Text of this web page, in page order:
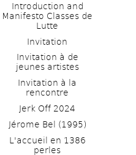
Introduction and
Manifesto Classes de
Lutte
Invitation
Invitation à de
jeunes artistes
Invitation à la
rencontre
Jerk Off 2024
Jérome Bel (1995)
L'accueil en 1386
perles